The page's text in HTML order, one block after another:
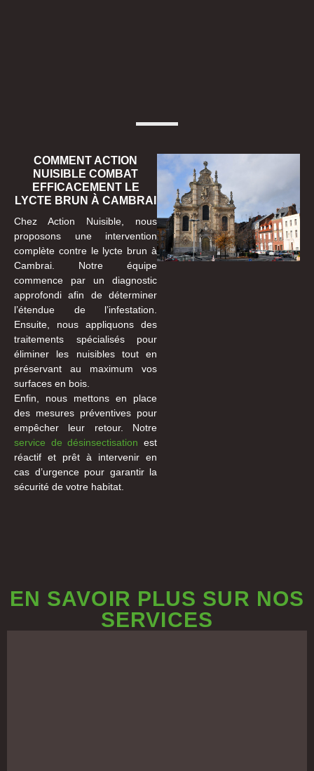
COMMENT ACTION
NUISIBLE COMBAT
EFFICACEMENT LE
LYCTE BRUN À CAMBRAI
Chez Action Nuisible, nous
proposons une intervention
complète contre le lycte brun à
Cambrai. Notre équipe
commence par un diagnostic
approfondi afin de déterminer
l’étendue de l’infestation.
Ensuite, nous appliquons des
traitements spécialisés pour
éliminer les nuisibles tout en
préservant au maximum vos
surfaces en bois.
Enfin, nous mettons en place
des mesures préventives pour
empêcher leur retour. Notre
service de désinsectisation est
réactif et prêt à intervenir en
cas d’urgence pour garantir la
sécurité de votre habitat.
EN SAVOIR PLUS SUR NOS
SERVICES